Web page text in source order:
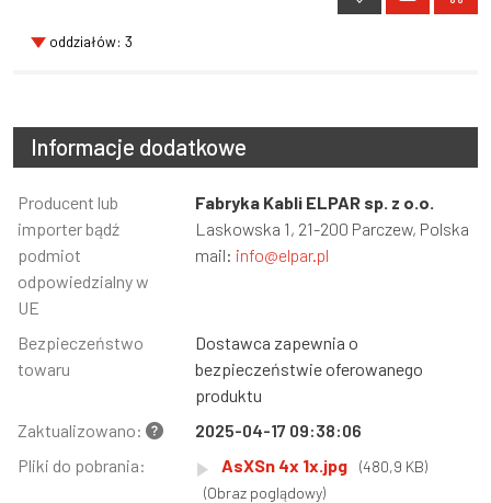
oddziałów: 3
Informacje dodatkowe
Informacja
Wartość
Producent lub
importer bądź
podmiot
odpowiedzialny w
UE
Fabryka Kabli ELPAR sp. z o.o.
Laskowska 1, 21-200 Parczew, Polska
mail: info@elpar.pl
Bezpieczeństwo
towaru
Dostawca zapewnia o
bezpieczeństwie oferowanego
produktu
Zaktualizowano:
2025-04-17 09:38:06
Pliki do pobrania:
AsXSn 4x 1x.jpg
(480,9 KB)
(Obraz poglądowy)